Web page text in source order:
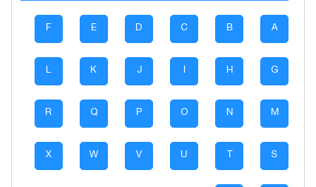
A
B
C
D
E
F
G
H
I
J
K
L
M
N
O
P
Q
R
S
T
U
V
W
X